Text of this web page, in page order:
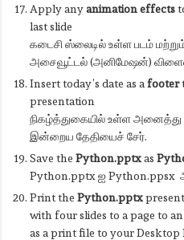
Apply anyanimation effects
last slide
கடைசி ஸ்லைடில் உள்ள படம்
அசைவூட்டல் (அனிமேஷன்)
Insert today’s date as afooter
presentation
நிகழ்த்துகையில் உள்ள அனைத்து
இன்றைய தேதியைச் சேர்.
Save thePython.pptxas
Python.pptx ஐ Python.ppsx
Print thePython.pptx
with four slides to a page to
as a print file to your Desktop